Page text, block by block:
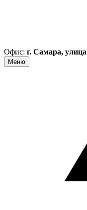
Офис: г. Самара,
Меню